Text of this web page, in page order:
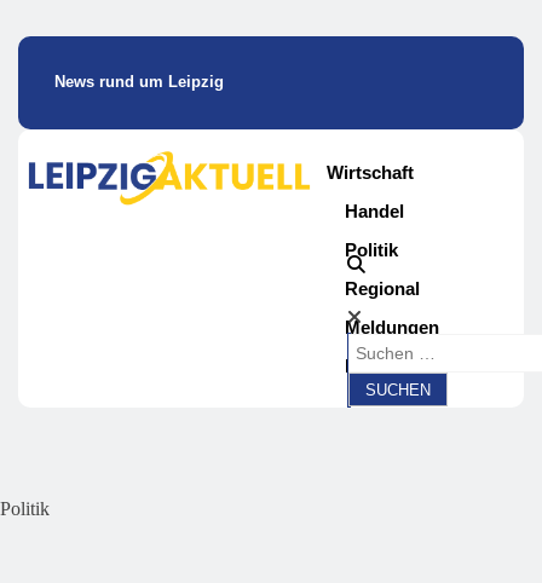
News rund um Leipzig
Wirtschaft
Handel
Politik
Regional
Meldungen
Magazin
Politik